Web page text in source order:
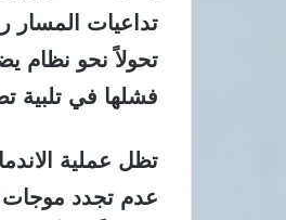
تداعيات المسار
تحولاً نحو نظام
فشلها في تلبية
تظل عملية
عدم تجدد موجات